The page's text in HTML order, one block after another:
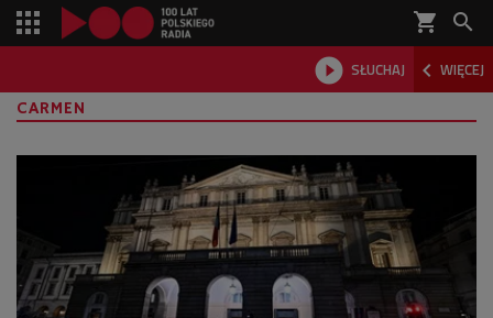
shopping_cart 
 SŁUCHAJ  WIĘCEJ

CARMEN